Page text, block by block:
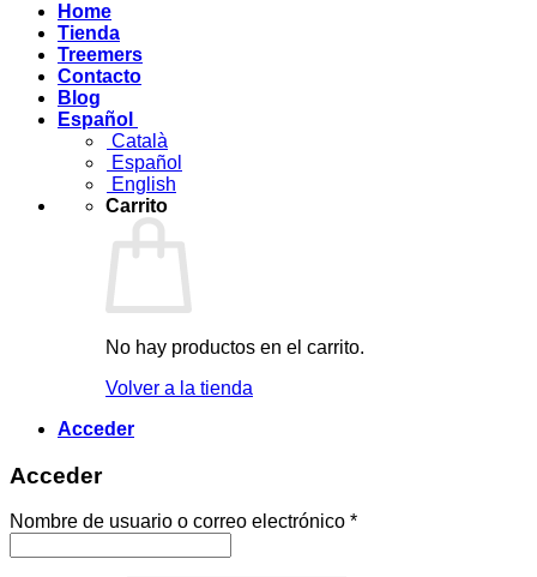
Home
Tienda
Treemers
Contacto
Blog
Español
Català
Español
English
Carrito
No hay productos en el carrito.
Volver a la tienda
Acceder
Acceder
Nombre de usuario o correo electrónico *